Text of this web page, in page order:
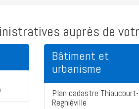
auprès de
Bâtiment et
urbanisme
Plan cadastre Thiaucourt-
Regniéville